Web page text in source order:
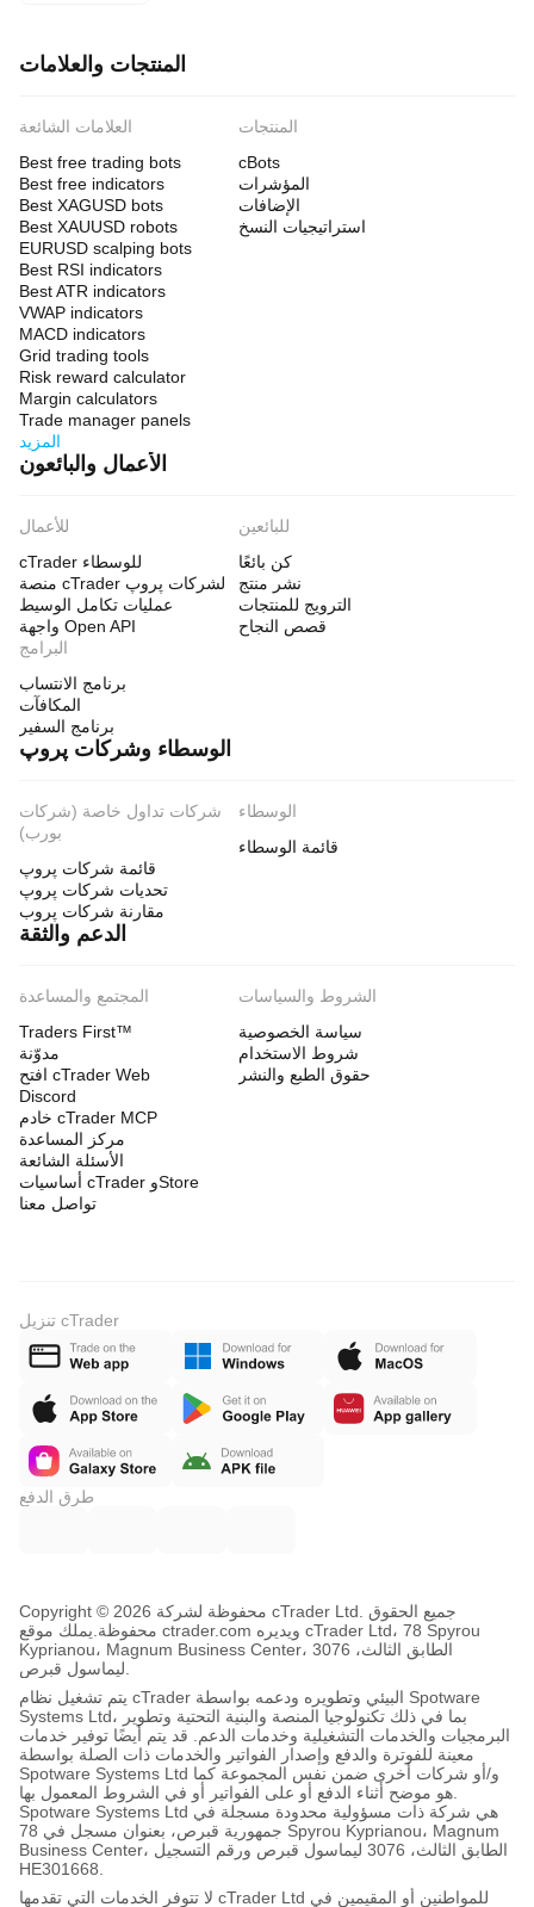
المنتجات والعلامات
العلامات الشائعة
Best free trading bots
Best free indicators
Best XAGUSD bots
Best XAUUSD robots
EURUSD scalping bots
Best RSI indicators
Best ATR indicators
VWAP indicators
MACD indicators
Grid trading tools
Risk reward calculator
Margin calculators
Trade manager panels
المزيد
المنتجات
cBots
المؤشرات
الإضافات
استراتيجيات النسخ
الأعمال والبائعون
للأعمال
cTrader للوسطاء
منصة cTrader لشركات پروپ
عمليات تكامل الوسيط
واجهة Open API
للبائعين
كن بائعًا
نشر منتج
الترويج للمنتجات
قصص النجاح
البرامج
برنامج الانتساب
المكافآت
برنامج السفير
الوسطاء وشركات پروپ
شركات تداول خاصة (شركات
بورب)
قائمة شركات پروپ
تحديات شركات پروپ
مقارنة شركات پروب
الوسطاء
قائمة الوسطاء
الدعم والثقة
المجتمع والمساعدة
Traders First™
مدوّنة
افتح cTrader Web
Discord
خادم cTrader MCP
مركز المساعدة
الأسئلة الشائعة
أساسيات cTrader وStore
تواصل معنا
الشروط والسياسات
سياسة الخصوصية
شروط الاستخدام
حقوق الطبع والنشر
تنزيل cTrader
طرق الدفع
Copyright © محفوظة لشركة 2026 cTrader Ltd. جميع الحقوق
محفوظة. يملك موقع ctrader.com ويديره cTrader Ltd، 78 Spyrou
Kyprianou، Magnum Business Center، الطابق الثالث، 3076
يتم تشغيل نظام cTrader البيئي وتطويره ودعمه بواسطة Spotware
Systems Ltd، بما في ذلك تكنولوجيا المنصة والبنية التحتية وتطوير
البرمجيات والخدمات التشغيلية وخدمات الدعم. قد يتم أيضًا توفير خدمات
معينة للفوترة والدفع وإصدار الفواتير والخدمات ذات الصلة بواسطة
Spotware Systems Ltd و/أو شركات أخرى ضمن نفس المجموعة كما
هو موضح أثناء الدفع أو على الفواتير أو في الشروط المعمول بها.
Spotware Systems Ltd هي شركة ذات مسؤولية محدودة مسجلة في
جمهورية قبرص، بعنوان مسجل في 78 Spyrou Kyprianou، Magnum
Business Center، الطابق الثالث، 3076 ليماسول قبرص ورقم التسجيل
HE301668.
لا تتوفر الخدمات التي تقدمها cTrader Ltd للمواطنين أو المقيمين في